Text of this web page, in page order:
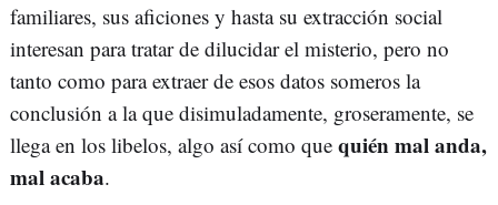
familiares, sus aficiones y hasta su extracción social
interesan para tratar de dilucidar el misterio, pero no
tanto como para extraer de esos datos someros la
conclusión a la que disimuladamente, groseramente, se
llega en los libelos, algo así como que quién mal anda,
mal acaba.